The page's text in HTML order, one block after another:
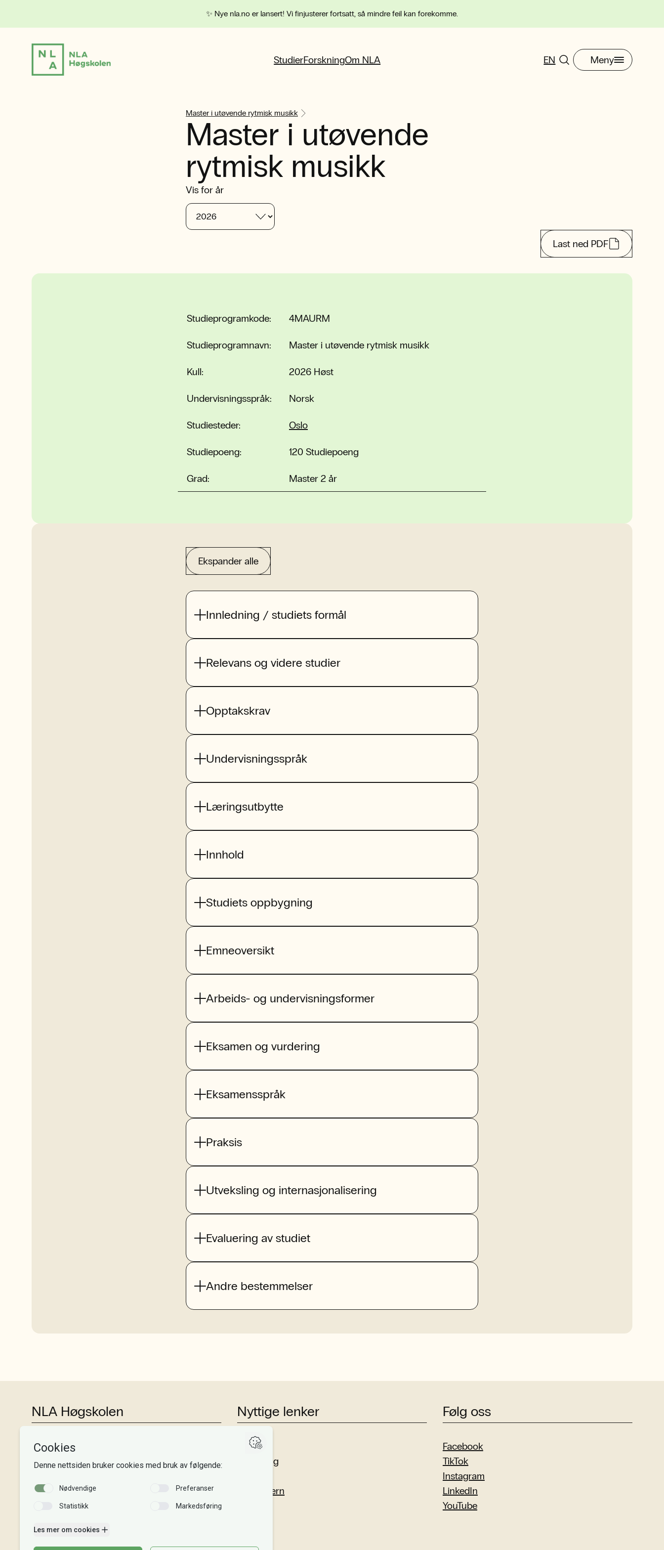
✨ Nye nla.no er lansert! Vi finjusterer fortsatt, så mindre feil kan forekomme.
StudierForskningOm NLA EN Meny
Master i utøvende rytmisk musikk
Master i utøvende
rytmisk musikk
Vis for år
Last ned PDF
Studieprogramkode: 4MAURM
Studieprogramnavn: Master i utøvende rytmisk musikk
Kull: 2026 Høst
Undervisningsspråk: Norsk
Studiesteder: Oslo
Studiepoeng: 120 Studiepoeng
Grad: Master 2 år
Ekspander alle
Innledning / studiets formål
Relevans og videre studier
Opptakskrav
Undervisningsspråk
Læringsutbytte
Innhold
Studiets oppbygning
Emneoversikt
Arbeids- og undervisningsformer
Eksamen og vurdering
Eksamensspråk
Praksis
Utveksling og internasjonalisering
Evaluering av studiet
Andre bestemmelser
NLA Høgskolen
Tlf:+47 55 54 07 00
Send epost
Organisasjonsnr. 995 189 186
Kontonummer: 3000 48 00008
Vipps: 20913
Faktura til NLA
Nyttige lenker
Studier
Forskning
Personvern
Følg oss
Facebook
TikTok
Instagram
LinkedIn
YouTube